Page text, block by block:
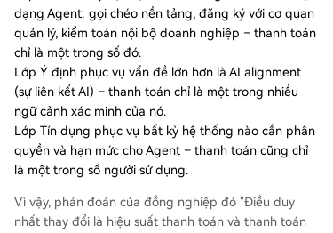
dạng Agent: gọi chéo nền tảng, đăng ký với cơ quan
quản lý, kiểm toán nội bộ doanh nghiệp – thanh toán
chỉ là một trong số đó.
Lớp Ý định phục vụ vấn đề lớn hơn là AI alignment
(sự liên kết AI) – thanh toán chỉ là một trong nhiều
ngữ cảnh xác minh của nó.
Lớp Tín dụng phục vụ bất kỳ hệ thống nào cần phân
quyền và hạn mức cho Agent – thanh toán cũng chỉ
là một trong số người sử dụng.
Vì vậy, phán đoán của đồng nghiệp đó "Điều duy
nhất thay đổi là hiệu suất thanh toán và thanh toán